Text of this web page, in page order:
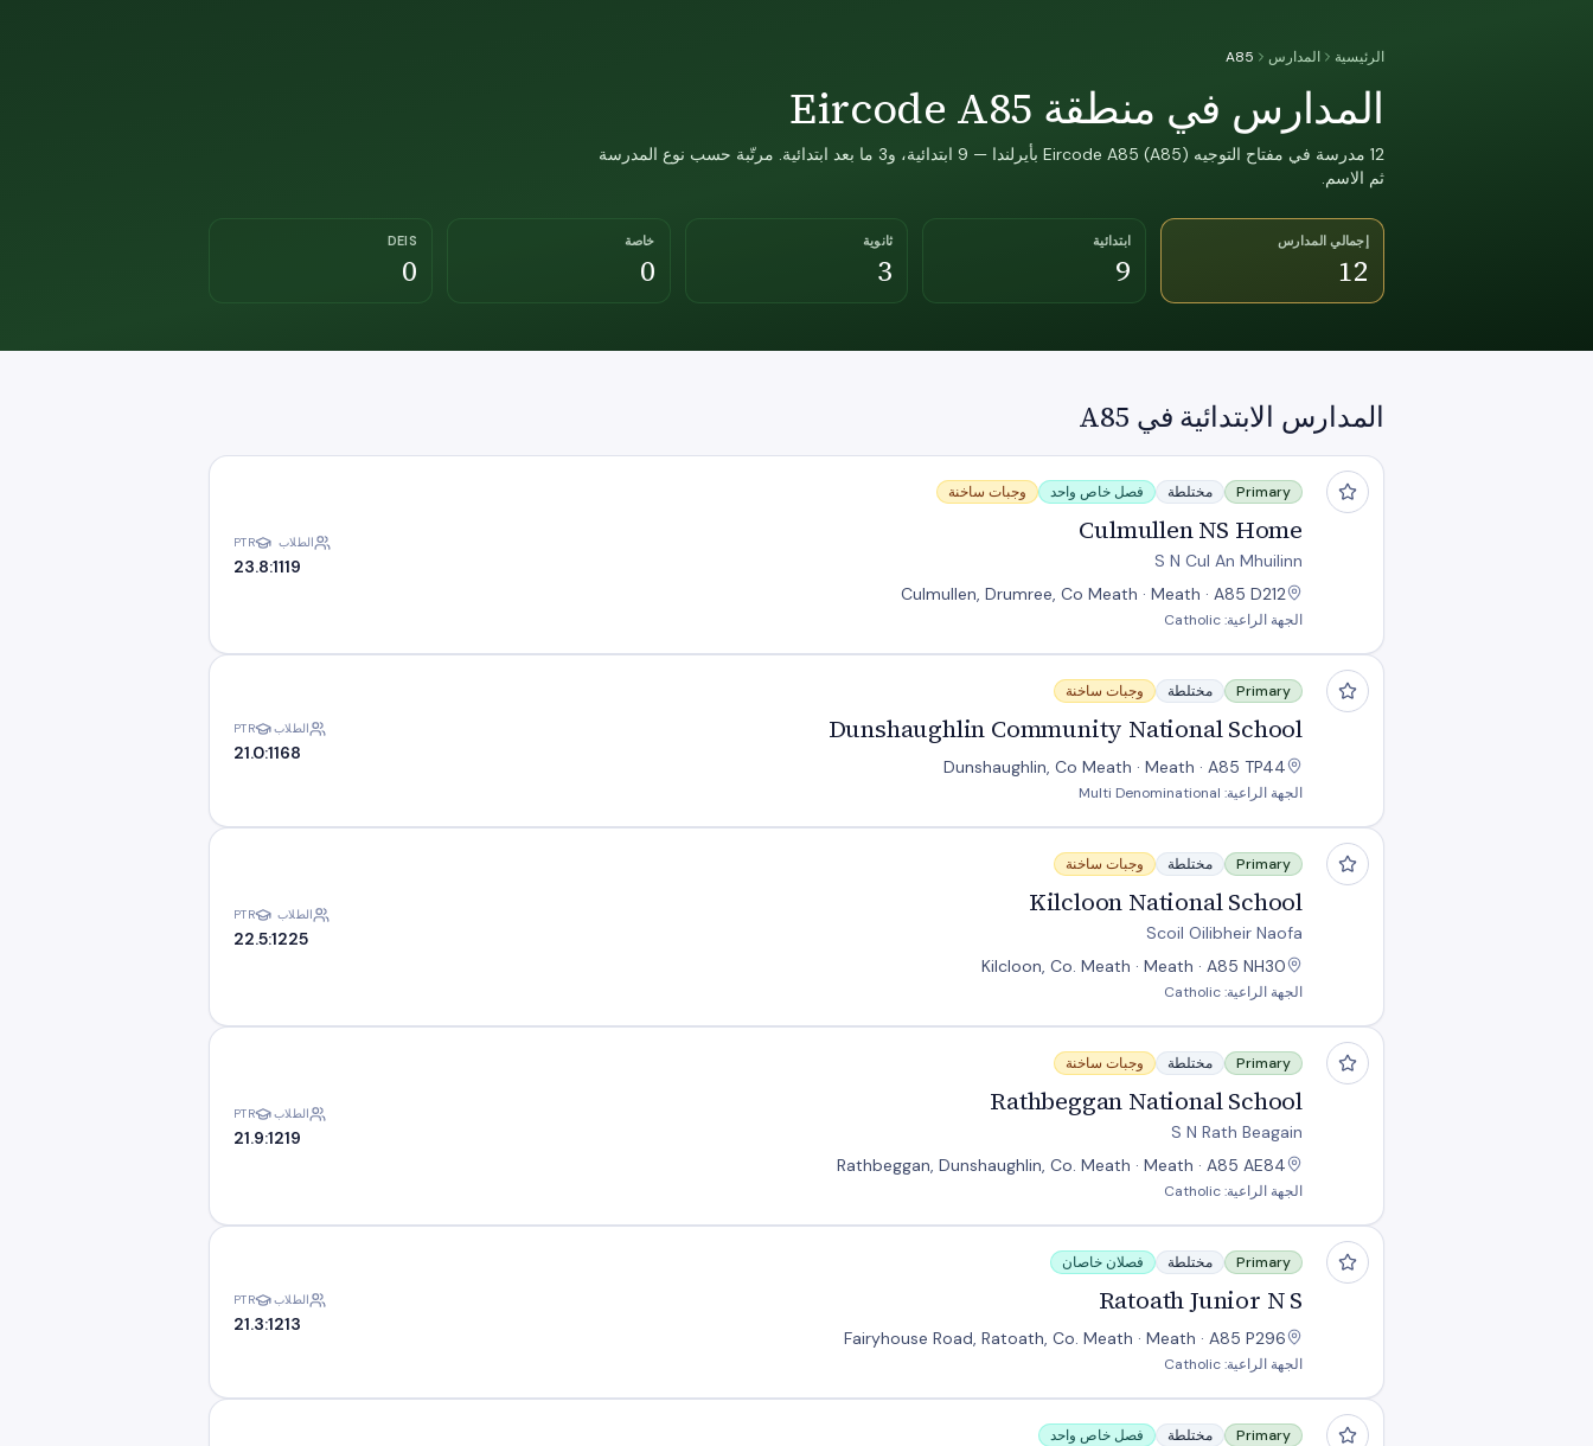
الرئيسية المدارس A85
المدارس في منطقة Eircode A85
12 مدرسة في مفتاح التوجيه Eircode A85 (A85) بأيرلندا — 9 ابتدائية، و3 ما بعد ابتدائية. مرتّبة حسب نوع المدرسة
ثم الاسم.
إجمالي المدارس
12
ابتدائية
9
ثانوية
3
خاصة
0
DEIS
0
المدارس الابتدائية في A85
Culmullen NS Home
Primary مختلطة فصل خاص واحد وجبات ساخنة
Culmullen NS Home
S N Cul An Mhuilinn
Culmullen, Drumree, Co Meath · Meath · A85 D212
الجهة الراعية: Catholic
الطلاب
119
PTR
23.8:1
Dunshaughlin Community National School
Primary مختلطة وجبات ساخنة
Dunshaughlin Community National School
Dunshaughlin, Co Meath · Meath · A85 TP44
الجهة الراعية: Multi Denominational
الطلاب
168
PTR
21.0:1
Kilcloon National School
Primary مختلطة وجبات ساخنة
Kilcloon National School
Scoil Oilibheir Naofa
Kilcloon, Co. Meath · Meath · A85 NH30
الجهة الراعية: Catholic
الطلاب
225
PTR
22.5:1
Rathbeggan National School
Primary مختلطة وجبات ساخنة
Rathbeggan National School
S N Rath Beagain
Rathbeggan, Dunshaughlin, Co. Meath · Meath · A85 AE84
الجهة الراعية: Catholic
الطلاب
219
PTR
21.9:1
Ratoath Junior N S
Primary مختلطة فصلان خاصان
Ratoath Junior N S
Fairyhouse Road, Ratoath, Co. Meath · Meath · A85 P296
الجهة الراعية: Catholic
الطلاب
213
PTR
21.3:1
Ratoath Senior Ns
Primary مختلطة فصل خاص واحد